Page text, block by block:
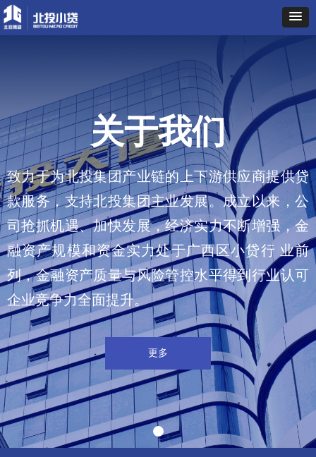
关于我们
致力于为北投集团产业链的上下游供应商提供贷
款服务，支持北投集团主业发展。成立以来，公
司抢抓机遇、加快发展，经济实力不断增强，金
融资产规模和资金实力处于广西区小贷行 业前
列，金融资产质量与风险管控水平得到行业认可
企业竞争力全面提升。
更多